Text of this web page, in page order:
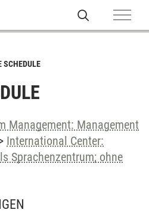
SCHEDULE
Management: Management
International Center:
Sprachenzentrum; ohne